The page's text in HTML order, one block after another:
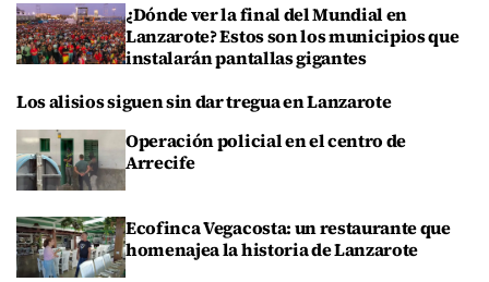
¿Dónde ver la final del Mundial en
Lanzarote? Estos son los municipios que
instalarán pantallas gigantes
Los alisios siguen sin dar tregua en Lanzarote
Operación policial en el centro de
Arrecife
Ecofinca Vegacosta: un restaurante que
homenajea la historia de Lanzarote